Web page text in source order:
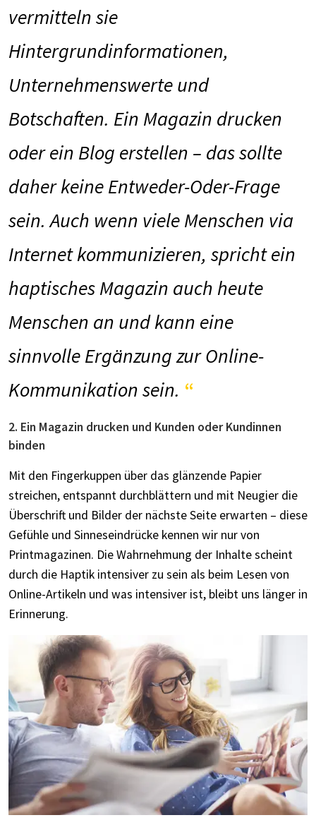
vermitteln sie
Hintergrundinformationen,
Unternehmenswerte und
Botschaften. Ein Magazin drucken
oder ein Blog erstellen – das sollte
daher keine Entweder-Oder-Frage
sein. Auch wenn viele Menschen via
Internet kommunizieren, spricht ein
haptisches Magazin auch heute
Menschen an und kann eine
sinnvolle Ergänzung zur Online-
Kommunikation sein.
2. Ein Magazin drucken und Kunden oder Kundinnen
binden
Mit den Fingerkuppen über das glänzende Papier
streichen, entspannt durchblättern und mit Neugier die
Überschrift und Bilder der nächste Seite erwarten – diese
Gefühle und Sinneseindrücke kennen wir nur von
Printmagazinen. Die Wahrnehmung der Inhalte scheint
durch die Haptik intensiver zu sein als beim Lesen von
Online-Artikeln und was intensiver ist, bleibt uns länger in
Erinnerung.